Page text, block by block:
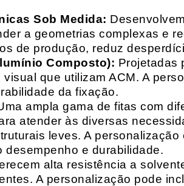
Sob Medida:
a geometrias complexas e
de produção, reduz
Composto): Projetadas
que utilizam ACM. A
da fixação.
ampla gama de fitas com
atender às diversas
leves. A
desempenho e durabilidade.
alta resistência a
A personalização pode